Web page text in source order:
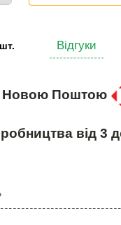
Відгуки
Новою Поштою
від 3